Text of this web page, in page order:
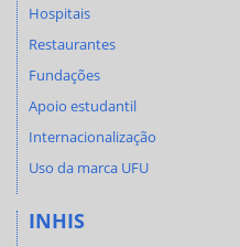
Hospitais
Restaurantes
Fundações
Apoio estudantil
Internacionalização
Uso da marca UFU
INHIS